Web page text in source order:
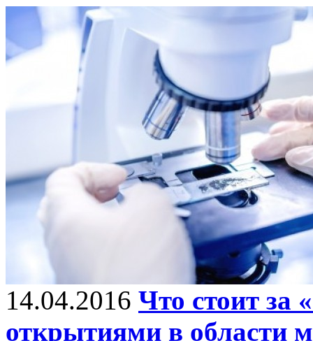
14.04.2016 Что стоит за
открытиями в области